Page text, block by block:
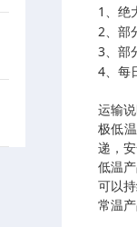
1 、
2 、
3 、
4 、
运输
极低
递，
低温
可以
常温